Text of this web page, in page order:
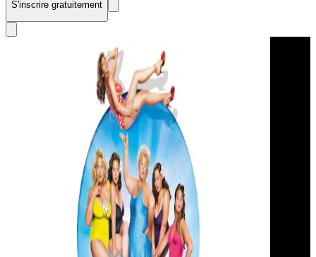
S'inscrire gratuitement